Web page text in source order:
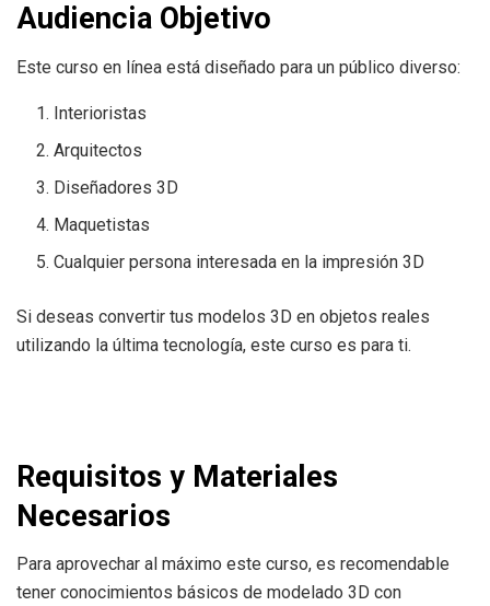
Audiencia Objetivo
Este curso en línea está diseñado para un público diverso:
Interioristas
Arquitectos
Diseñadores 3D
Maquetistas
Cualquier persona interesada en la impresión 3D
Si deseas convertir tus modelos 3D en objetos reales
utilizando la última tecnología, este curso es para ti.
Requisitos y Materiales
Necesarios
Para aprovechar al máximo este curso, es recomendable
tener conocimientos básicos de modelado 3D con